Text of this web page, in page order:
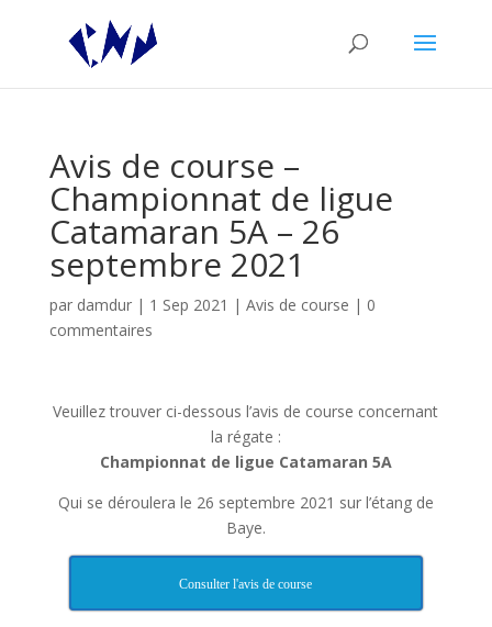
Avis de course –
Championnat de ligue
Catamaran 5A – 26
septembre 2021
par damdur| 1 Sep 2021 | Avis de course | 0
commentaires
Veuillez trouver ci-dessous l’avis de course concernant
la régate :
Championnat de ligue Catamaran 5A
Qui se déroulera le 26 septembre 2021 sur l’étang de
Baye.
Consulter l'avis de course